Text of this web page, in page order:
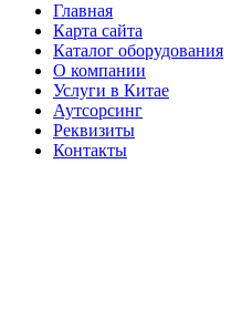
Главная
Карта сайта
Каталог оборудования
О компании
Услуги в Китае
Аутсорсинг
Реквизиты
Контакты